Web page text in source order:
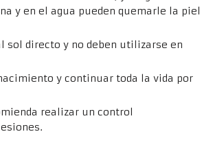
y en el agua pueden quemarle la piel
sol directo y no deben utilizarse en
y continuar toda la vida por
realizar un control